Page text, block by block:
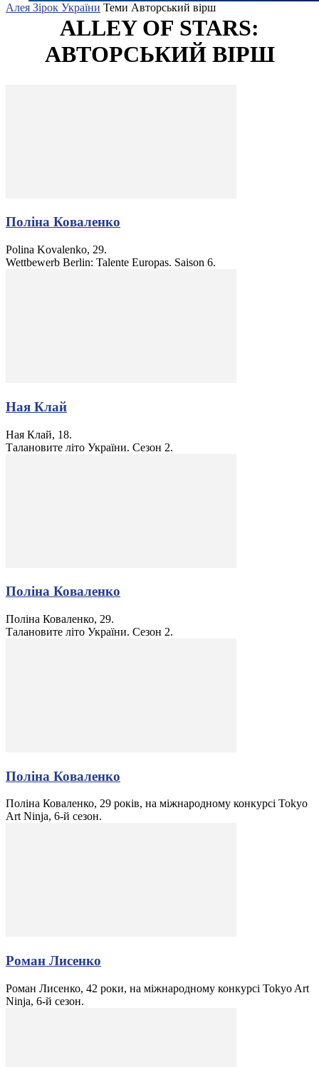
Алея Зірок України Теми Авторський вірш
ALLEY OF STARS:
АВТОРСЬКИЙ ВІРШ
Поліна Коваленко
Polina Kovalenko, 29.
Wettbewerb Berlin: Talente Europas. Saison 6.
Ная Клай
Ная Клай, 18.
Талановите літо України. Сезон 2.
Поліна Коваленко
Поліна Коваленко, 29.
Талановите літо України. Сезон 2.
Поліна Коваленко
Поліна Коваленко, 29 років, на міжнародному конкурсі Tokyo
Art Ninja, 6-й сезон.
Роман Лисенко
Роман Лисенко, 42 роки, на міжнародному конкурсі Tokyo Art
Ninja, 6-й сезон.